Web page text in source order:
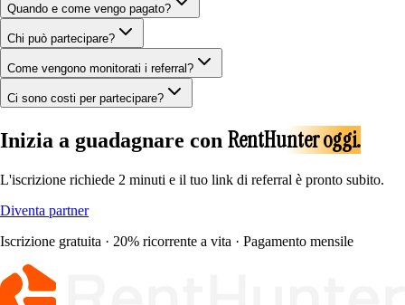
Quando e come vengo pagato?
Chi può partecipare?
Come vengono monitorati i referral?
Ci sono costi per partecipare?
Inizia a guadagnare con RentHunter oggi.
L'iscrizione richiede 2 minuti e il tuo link di referral è pronto subito.
Diventa partner
Iscrizione gratuita · 20% ricorrente a vita · Pagamento mensile